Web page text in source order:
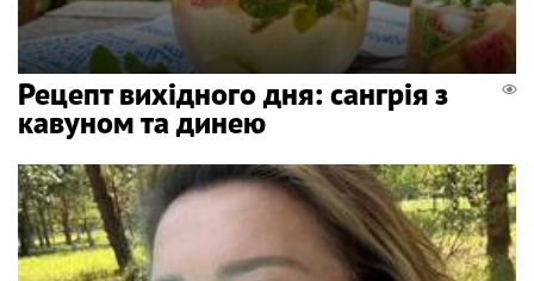
Рецепт вихідного дня: сангрія з
кавуном та динею